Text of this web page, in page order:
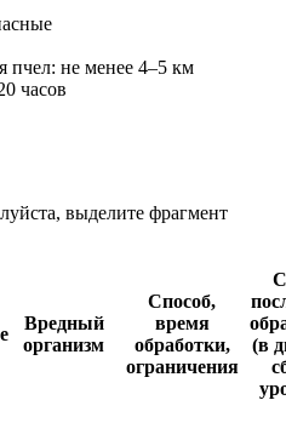
пчел: не менее 4–5 км
часов
выделите фрагмент
Вредный
организм
Способ,
время
обработки,
ограничения
(в